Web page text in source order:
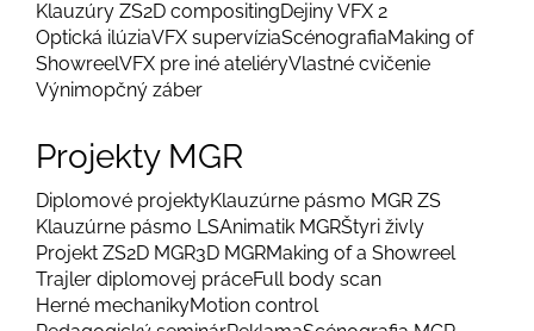
Klauzúry ZS2D compositingDejiny VFX 2
Optická ilúziaVFX supervíziaScénografiaMaking of
ShowreelVFX pre iné ateliéryVlastné cvičenie
Výnimopčný záber
Projekty MGR
Diplomové projektyKlauzúrne pásmo MGR ZS
Klauzúrne pásmo LSAnimatik MGRŠtyri živly
Projekt ZS2D MGR3D MGRMaking of a Showreel
Trajler diplomovej práceFull body scan
Herné mechanikyMotion control